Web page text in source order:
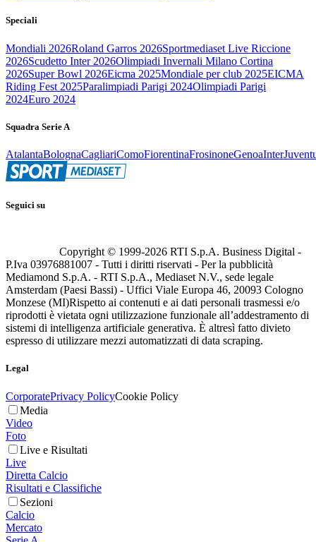
Speciali
Mondiali 2026Roland Garros 2026Sportmediaset Live Riccione
2026Scudetto Inter 2026Olimpiadi Invernali Milano Cortina
2026Super Bowl 2026Eicma 2025Mondiale per club 2025EICMA
Riding Fest 2025Paralimpiadi Parigi 2024Olimpiadi Parigi
2024Euro 2024
Squadra Serie A
AtalantaBolognaCagliariComoFiorentinaFrosinoneGenoaInter
Seguici su
Copyright © 1999-2026 RTI S.p.A. Business Digital -
P.Iva 03976881007 - Tutti i diritti riservati - Per la pubblicità
Mediamond S.p.A. - RTI S.p.A., Mediaset N.V., sede legale
Amsterdam (Paesi Bassi) - Uffici Viale Europa 46, 20093 Cologno
Monzese (MI)Rispetto ai contenuti e ai dati personali trasmessi e/o
riprodotti è vietata ogni utilizzazione funzionale all’addestramento di
sistemi di intelligenza artificiale generativa. È altresì fatto divieto
espresso di utilizzare mezzi automatizzati di data scraping.
Legal
CorporatePrivacy PolicyCookie Policy
Media
Video
Foto
Live e Risultati
Live
Diretta Calcio
Risultati e Classifiche
Sezioni
Calcio
Mercato